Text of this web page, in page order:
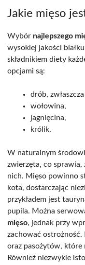
Jakie mięso
Wybór najlepszego
wysokiej jakości
składnikiem diety
opcjami są:
drób,
wołowina,
jagnięcina,
królik.
W naturalnym
zwierzęta, co sprawia,
nich. Mięso powinno
kota, dostarczając
przykładem jest
pupila. Można
mięso, jednak przy
zachować
oraz pasożytów, które
Również niezwykle